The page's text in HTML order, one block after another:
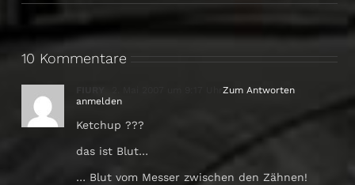
10 Kommentare
2. Mai 2007 um 9:17 UhrZum Antworten
anmelden
Ketchup ???
das ist Blut…
… Blut vom Messer zwischen den Zähnen!